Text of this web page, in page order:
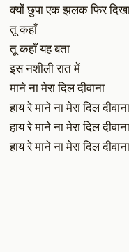
क्यों छुपा एक झलक फिर
तू कहाँ
तू कहाँ यह बता
इस नशीली रात में
माने ना मेरा दिल दीवाना
हाय रे माने ना मेरा दिल दीवाना
हाय रे माने ना मेरा दिल दीवाना
हाय रे माने ना मेरा दिल